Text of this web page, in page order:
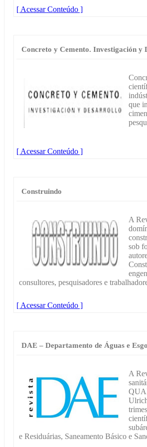
[ Acessar Conteúdo ]
Concreto y Cemento. Investigación y
que
[ Acessar Conteúdo ]
Construindo
A
sob
consultores, pesquisadores e
[ Acessar Conteúdo ]
DAE – Departamento de Águas e
A
e Residuárias, Saneamento Básico e